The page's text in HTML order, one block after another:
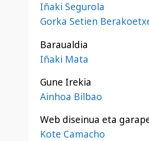
Iñaki Segurola
Gorka Setien
Baraualdia
Iñaki Mata
Gune Irekia
Ainhoa Bilbao
Web diseinua eta
Kote Camacho